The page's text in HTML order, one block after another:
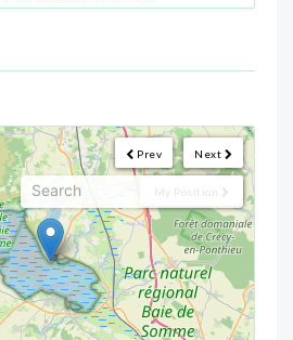
Next
Prev
My Position